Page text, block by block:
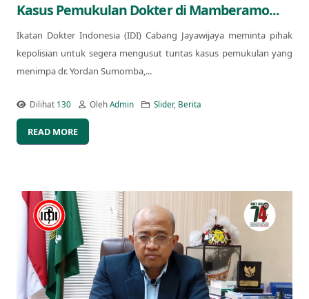
Kasus Pemukulan Dokter di Mamberamo...
Ikatan Dokter Indonesia (IDI) Cabang Jayawijaya meminta pihak
kepolisian untuk segera mengusut tuntas kasus pemukulan yang
menimpa dr. Yordan Sumomba,...
Dilihat 130 OlehAdmin Slider, Berita
READ MORE